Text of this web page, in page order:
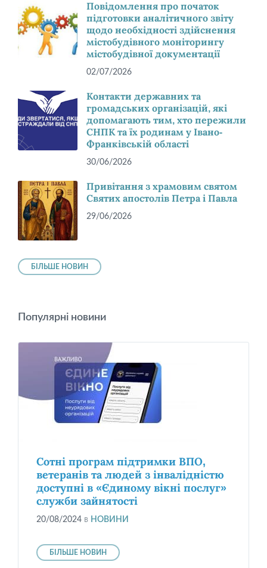
Повідомлення про початок
підготовки аналітичного звіту
щодо необхідності здійснення
містобудівного моніторингу
містобудівної документації
02/07/2026
Контакти державних та
громадських організацій, які
допомагають тим, хто пережили
СНПК та їх родинам у Івано-
Франківській області
30/06/2026
Привітання з храмовим святом
Святих апостолів Петра і Павла
29/06/2026
БІЛЬШЕ НОВИН
Популярні новини
Сотні програм підтримки ВПО,
ветеранів та людей з інвалідністю
доступні в «Єдиному вікні послуг»
служби зайнятості
20/08/2024 в НОВИНИ
БІЛЬШЕ НОВИН